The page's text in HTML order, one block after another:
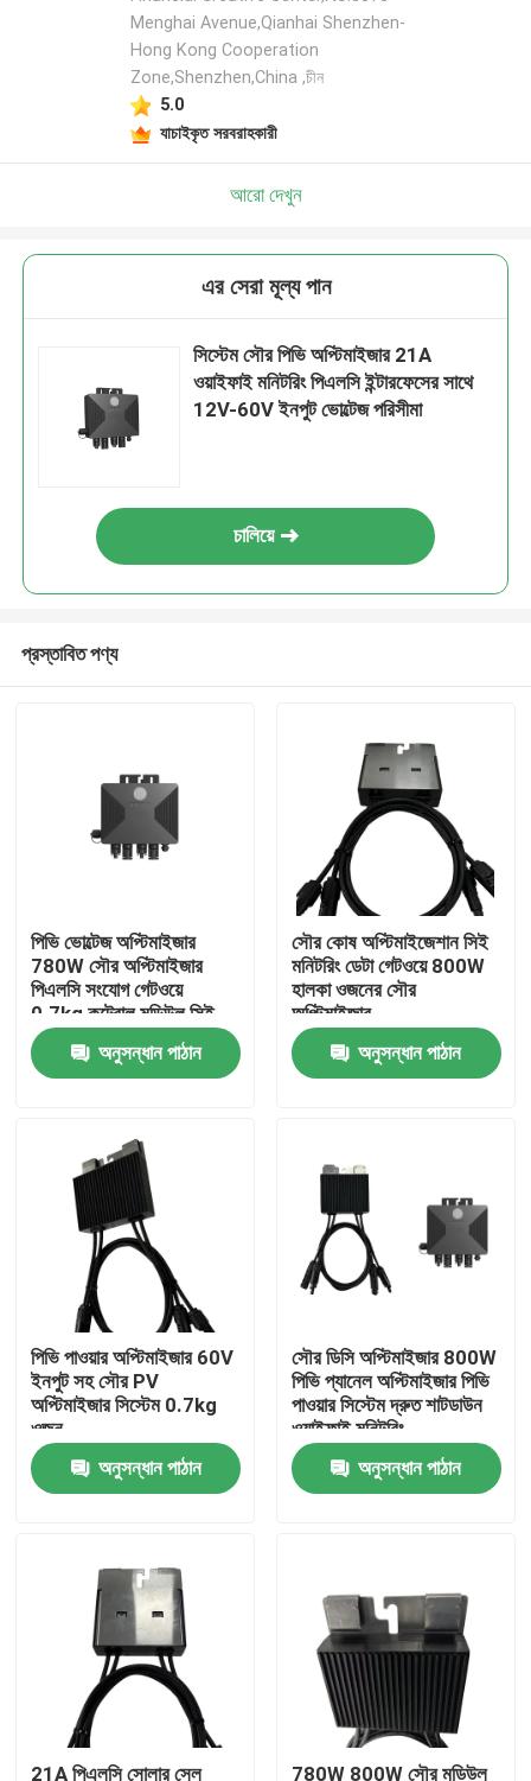
আমাদের সম্পর্কে
কারখানা পরিদর্শন
গুণমান নিয়ন্ত্রণ
একটি উদ্ধৃতি অনুরোধ করুন
VFD পরিবর্তনশীল ফ্রিকোয়েন্সি ড্রাইভ
Menghai Avenue,Qianhai Shenzhen-
Hong Kong Cooperation
Zone,Shenzhen,China ,চীন
5.0
যাচাইকৃত সরবরাহকারী
আরো দেখুন
এর সেরা মূল্য পান
সিস্টেম সৌর পিভি অপ্টিমাইজার 21A
ওয়াইফাই মনিটরিং পিএলসি ইন্টারফেসের সাথে
12V-60V ইনপুট ভোল্টেজ পরিসীমা
চালিয়ে
প্রস্তাবিত পণ্য
পিভি ভোল্টেজ অপ্টিমাইজার
780W সৌর অপ্টিমাইজার
পিএলসি সংযোগ গেটওয়ে
0.7kg কন্ট্রোল মডিউল সিই
সার্টিফাইড
অনুসন্ধান পাঠান
সৌর কোষ অপ্টিমাইজেশান সিই
মনিটরিং ডেটা গেটওয়ে 800W
হালকা ওজনের সৌর
অপ্টিমাইজার
অনুসন্ধান পাঠান
পিভি পাওয়ার অপ্টিমাইজার 60V
ইনপুট সহ সৌর PV
অপ্টিমাইজার সিস্টেম 0.7kg
ওজন
অনুসন্ধান পাঠান
সৌর ডিসি অপ্টিমাইজার 800W
পিভি প্যানেল অপ্টিমাইজার পিভি
পাওয়ার সিস্টেম দ্রুত শাটডাউন
ওয়াইফাই মনিটরিং
অনুসন্ধান পাঠান
21A পিএলসি সোলার সেল 780W 800W সৌর মডিউল